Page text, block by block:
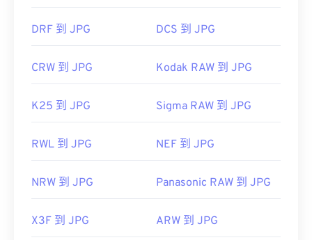
DRF 到 JPG DCS 到 JPG
CRW 到 JPG Kodak RAW 到 JPG
K25 到 JPG Sigma RAW 到 JPG
RWL 到 JPG NEF 到 JPG
NRW 到 JPG Panasonic RAW 到 JPG
X3F 到 JPG ARW 到 JPG